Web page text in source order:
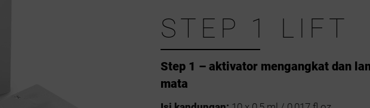
Step 1 – aktivator mengangkat dan
mata
STEP 1 LIFT